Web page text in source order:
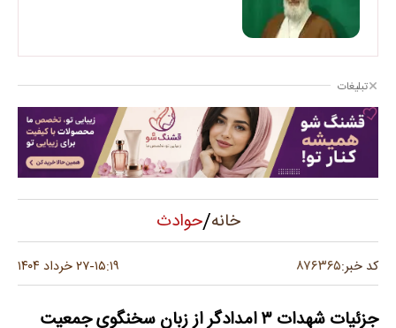
تبلیغات
خانه/حوادث
کد خبر:۸۷۶۳۶۵ ۱۵:۱۹-۲۷ خرداد ۱۴۰۴
جزئیات شهدات ۳ امدادگر از زبان سخنگوی جمعیت